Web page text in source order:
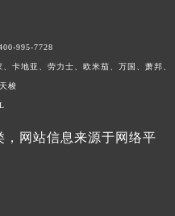
995-7728
卡地亚、劳力士、欧米茄、万国、萧邦、
梭
网站信息来源于网络平